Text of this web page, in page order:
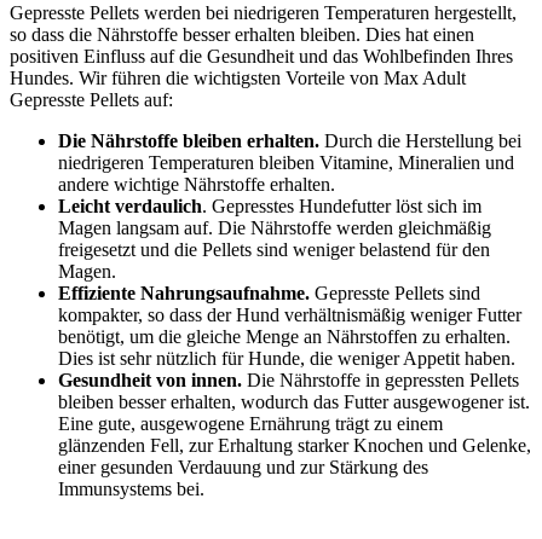
Gepresste Pellets werden bei niedrigeren Temperaturen hergestellt,
so dass die Nährstoffe besser erhalten bleiben. Dies hat einen
positiven Einfluss auf die Gesundheit und das Wohlbefinden Ihres
Hundes. Wir führen die wichtigsten Vorteile von Max Adult
Gepresste Pellets auf:
Die Nährstoffe bleiben erhalten. Durch die Herstellung bei
niedrigeren Temperaturen bleiben Vitamine, Mineralien und
andere wichtige Nährstoffe erhalten.
Leicht verdaulich. Gepresstes Hundefutter löst sich im
Magen langsam auf. Die Nährstoffe werden gleichmäßig
freigesetzt und die Pellets sind weniger belastend für den
Magen.
Effiziente Nahrungsaufnahme. Gepresste Pellets sind
kompakter, so dass der Hund verhältnismäßig weniger Futter
benötigt, um die gleiche Menge an Nährstoffen zu erhalten.
Dies ist sehr nützlich für Hunde, die weniger Appetit haben.
Gesundheit von innen. Die Nährstoffe in gepressten Pellets
bleiben besser erhalten, wodurch das Futter ausgewogener ist.
Eine gute, ausgewogene Ernährung trägt zu einem
glänzenden Fell, zur Erhaltung starker Knochen und Gelenke,
einer gesunden Verdauung und zur Stärkung des
Immunsystems bei.